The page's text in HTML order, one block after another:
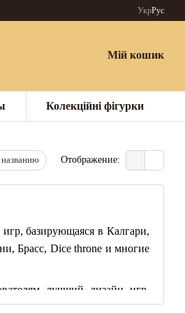
УкрРус
Мій кошик
Колекційні фігурки
Отображение:
игр, базирующаяся в Калгари,
Брасс, Dice throne и многие
лучший дизайн игр,
вообще может предложить.